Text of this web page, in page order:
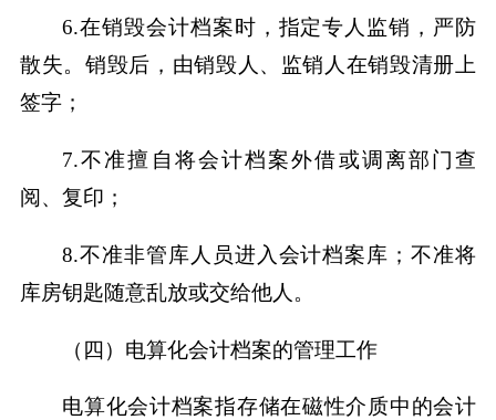
6.在销毁会计档案时，指定专人监销，严防
散失。销毁后，由销毁人、监销人在销毁清册上
签字；
7.不准擅自将会计档案外借或调离部门查
阅、复印；
8.不准非管库人员进入会计档案库；不准将
库房钥匙随意乱放或交给他人。
（四）电算化会计档案的管理工作
电算化会计档案指存储在磁性介质中的会计